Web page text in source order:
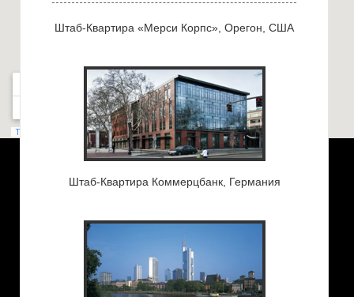
Штаб-Квартира «Мерси Корпс», Орегон, США
Штаб-Квартира Коммерцбанк, Германия